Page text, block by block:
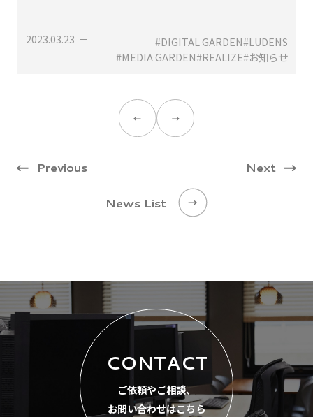
2023.03.23 #DIGITAL GARDEN#LUDENS
#MEDIA GARDEN#REALIZE#お知らせ
Previous Next
News List
CONTACT
ご依頼やご相談、
お問い合わせはこちら